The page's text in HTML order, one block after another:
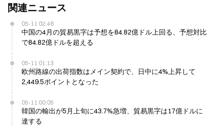
関連ニュース
05-11 02:46
中国の4月の貿易黒字は予想を84.82億ドル上回る、予想対比
で84.82億ドルを超える
05-11 01:13
欧州路線の出荷指数はメイン契約で、日中に4%上昇して
2,449.5ポイントとなった
05-11 00:05
韓国の輸出が5月上旬に43.7%急増、貿易黒字は17億ドルに
達する